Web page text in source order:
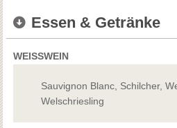
Essen & Getränke
WEISSWEIN
Sauvignon Blanc, Schilcher,
Welschriesling